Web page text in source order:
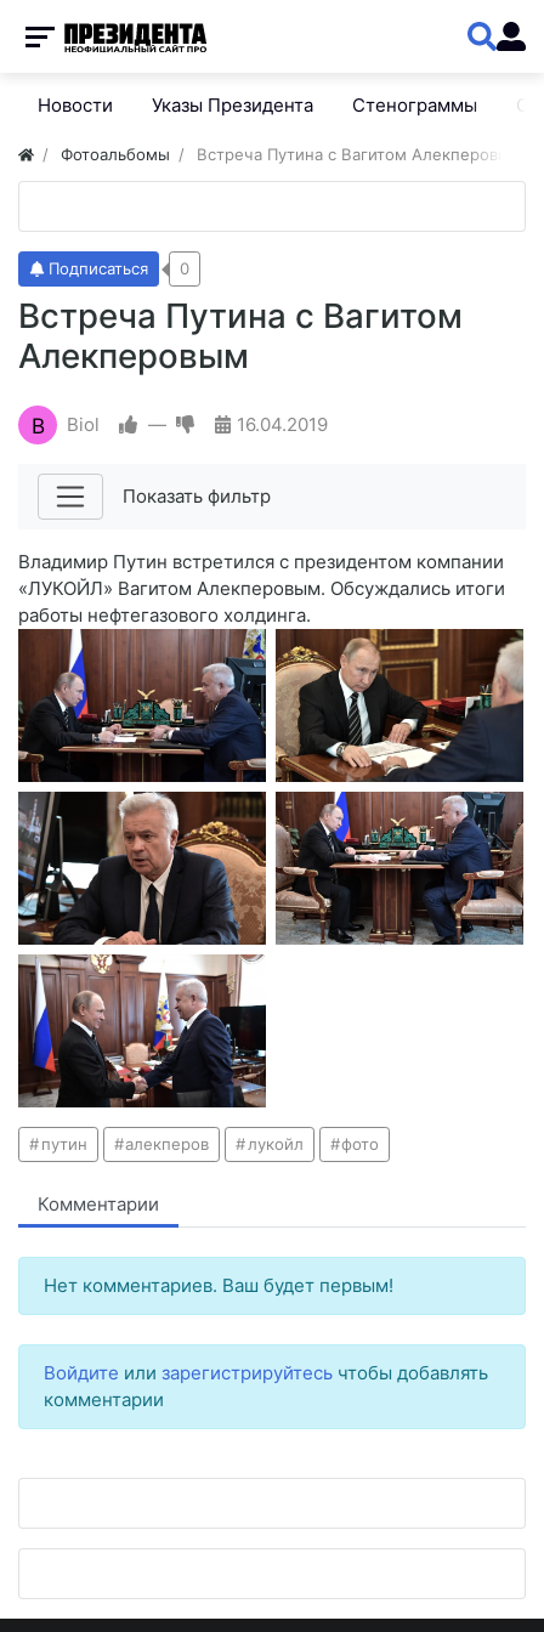
Новости Указы Президента Стенограммы
Фотоальбомы Встреча Путина с Вагитом Алекперовым
Встреча Путина с Вагитом
Алекперовым
Подписаться 0
B Biol — 16.04.2019
Показать фильтр
Владимир Путин встретился с президентом компании
«ЛУКОЙЛ» Вагитом Алекперовым. Обсуждались итоги
работы нефтегазового холдинга.
путин алекперов лукойл фото
Комментарии
Нет комментариев. Ваш будет первым!
Войдите или зарегистрируйтесь чтобы добавлять
комментарии